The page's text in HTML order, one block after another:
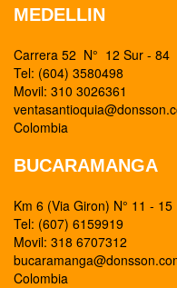
MEDELLIN
Carrera 52 N° 12 Sur - 84
Tel: (604) 3580498
Movil: 310 3026361
Colombia
BUCARAMANGA
Km 6 (Via Giron) N° 11 - 15
Tel: (607) 6159919
Movil: 318 6707312
Colombia